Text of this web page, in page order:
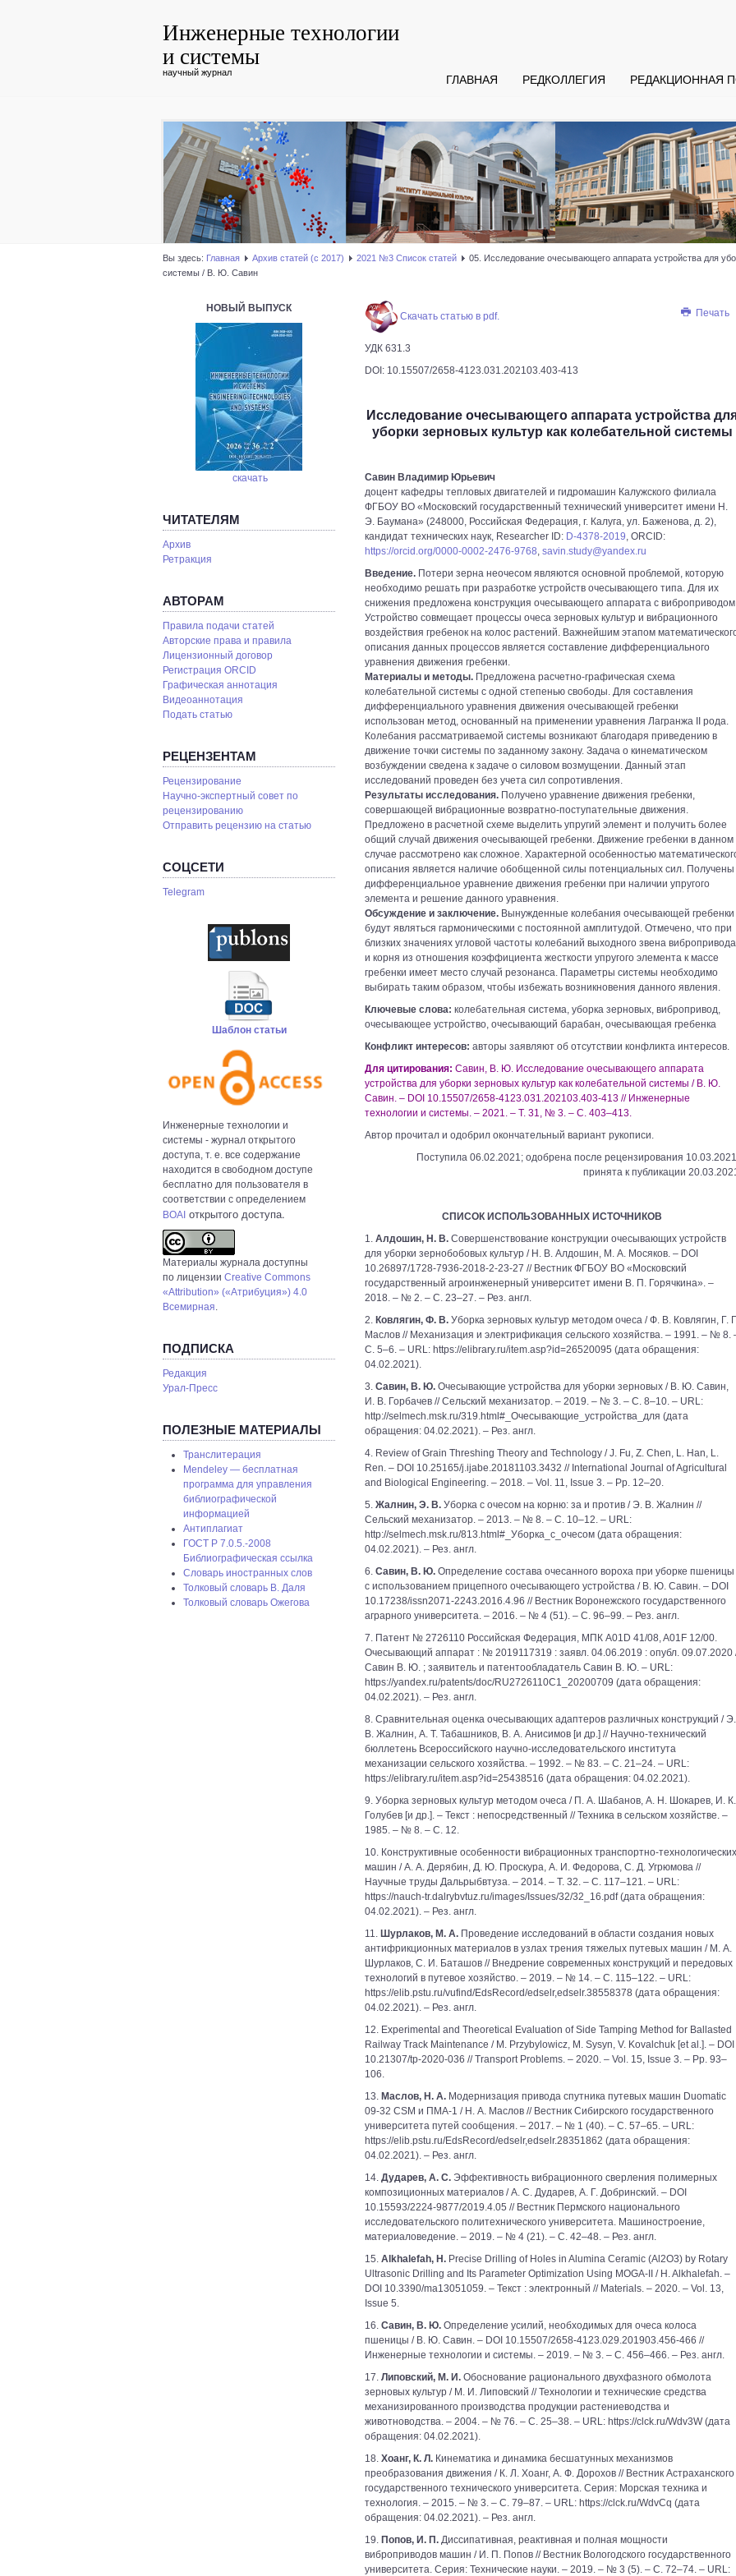
Инженерные технологии
и системы
научный журнал
ГЛАВНАЯ РЕДКОЛЛЕГИЯ РЕДАКЦИОННАЯ
Вы здесь: Главная Архив статей (с 2017) 2021 №3 Список статей
05. Исследование очесывающего аппарата устройства для
системы / В. Ю. Савин
НОВЫЙ ВЫПУСК
скачать
ЧИТАТЕЛЯМ
Архив
Ретракция
АВТОРАМ
Правила подачи статей
Авторские права и правила
Лицензионный договор
Регистрация ORCID
Графическая аннотация
Видеоаннотация
Подать статью
РЕЦЕНЗЕНТАМ
Рецензирование
Научно-экспертный совет по
рецензированию
Отправить рецензию на статью
СОЦСЕТИ
Telegram
Шаблон статьи
Инженерные технологии и
системы - журнал открытого
доступа, т. е. все содержание
находится в свободном доступе
бесплатно для пользователя в
соответствии с определением
BOAI открытого доступа.
Материалы журнала доступны
по лицензии Creative Commons
«Attribution» («Атрибуция») 4.0
Всемирная.
ПОДПИСКА
Редакция
Урал-Пресс
ПОЛЕЗНЫЕ МАТЕРИАЛЫ
Транслитерация
Mendeley — бесплатная
программа для управления
библиографической
информацией
Антиплагиат
ГОСТ P 7.0.5.-2008
Библиографическая ссылка
Словарь иностранных слов
Толковый словарь В. Даля
Толковый словарь Ожегова
Печать
Скачать статью в pdf.
УДК 631.3
DOI: 10.15507/2658-4123.031.202103.403-413
Исследование очесывающего аппарата устройства
уборки зерновых культур как колебательной системы
Савин Владимир Юрьевич
доцент кафедры тепловых двигателей и гидромашин Калужского филиала
ФГБОУ ВО «Московский государственный технический университет имени Н.
Э. Баумана» (248000, Российская Федерация, г. Калуга, ул. Баженова, д. 2),
кандидат технических наук, Researcher ID: D-4378-2019, ORCID:
https://orcid.org/0000-0002-2476-9768, savin.study@yandex.ru
Введение. Потери зерна неочесом являются основной проблемой, которую
необходимо решать при разработке устройств очесывающего типа. Для их
снижения предложена конструкция очесывающего аппарата с
Устройство совмещает процессы очеса зерновых культур и вибрационного
воздействия гребенок на колос растений. Важнейшим этапом
описания данных процессов является составление дифференциального
уравнения движения гребенки.
Материалы и методы. Предложена расчетно-графическая схема
колебательной системы с одной степенью свободы. Для составления
дифференциального уравнения движения очесывающей гребенки
использован метод, основанный на применении уравнения Лагранжа II рода.
Колебания рассматриваемой системы возникают благодаря приведению в
движение точки системы по заданному закону. Задача о кинематическом
возбуждении сведена к задаче о силовом возмущении. Данный этап
исследований проведен без учета сил сопротивления.
Результаты исследования. Получено уравнение движения гребенки,
совершающей вибрационные возвратно-поступательные движения.
Предложено в расчетной схеме выделить упругий элемент и получить более
общий случай движения очесывающей гребенки. Движение гребенки в данном
случае рассмотрено как сложное. Характерной особенностью
описания является наличие обобщенной силы потенциальных сил. Получены
дифференциальное уравнение движения гребенки при наличии упругого
элемента и решение данного уравнения.
Обсуждение и заключение. Вынужденные колебания очесывающей гребенки
будут являться гармоническими с постоянной амплитудой. Отмечено, что при
близких значениях угловой частоты колебаний выходного звена вибропривода
и корня из отношения коэффициента жесткости упругого элемента к массе
гребенки имеет место случай резонанса. Параметры системы необходимо
выбирать таким образом, чтобы избежать возникновения данного явления.
Ключевые слова: колебательная система, уборка зерновых, вибропривод,
очесывающее устройство, очесывающий барабан, очесывающая гребенка
Конфликт интересов: авторы заявляют об отсутствии конфликта интересов.
Для цитирования: Савин, В. Ю. Исследование очесывающего аппарата
устройства для уборки зерновых культур как колебательной системы / В. Ю.
Савин. – DOI 10.15507/2658-4123.031.202103.403-413 // Инженерные
технологии и системы. – 2021. – Т. 31, № 3. – С. 403–413.
Автор прочитал и одобрил окончательный вариант рукописи.
Поступила 06.02.2021; одобрена после рецензирования
принята к публикации
СПИСОК ИСПОЛЬЗОВАННЫХ ИСТОЧНИКОВ
1. Алдошин, Н. В. Совершенствование конструкции очесывающих устройств
для уборки зернобобовых культур / Н. В. Алдошин, М. А. Мосяков. – DOI
10.26897/1728-7936-2018-2-23-27 // Вестник ФГБОУ ВО «Московский
государственный агроинженерный университет имени В. П. Горячкина». –
2018. – № 2. – С. 23–27. – Рез. англ.
2. Ковлягин, Ф. В. Уборка зерновых культур методом очеса / Ф. В. Ковлягин, Г.
Маслов // Механизация и электрификация сельского хозяйства. – 1991. – № 8.
С. 5–6. – URL: https://elibrary.ru/item.asp?id=26520095 (дата обращения:
04.02.2021).
3. Савин, В. Ю. Очесывающие устройства для уборки зерновых / В. Ю. Савин,
И. В. Горбачев // Сельский механизатор. – 2019. – № 3. – С. 8–10. – URL:
http://selmech.msk.ru/319.html#_Очесывающие_устройства_для (дата
обращения: 04.02.2021). – Рез. англ.
4. Review of Grain Threshing Theory and Technology / J. Fu, Z. Chen, L. Han, L.
Ren. – DOI 10.25165/j.ijabe.20181103.3432 // International Journal of Agricultural
and Biological Engineering. – 2018. – Vol. 11, Issue 3. – Pp. 12–20.
5. Жалнин, Э. В. Уборка с очесом на корню: за и против / Э. В. Жалнин //
Сельский механизатор. – 2013. – № 8. – С. 10–12. – URL:
http://selmech.msk.ru/813.html#_Уборка_с_очесом (дата обращения:
04.02.2021). – Рез. англ.
6. Савин, В. Ю. Определение состава очесанного вороха при уборке пшеницы
с использованием прицепного очесывающего устройства / В. Ю. Савин. – DOI
10.17238/issn2071-2243.2016.4.96 // Вестник Воронежского государственного
аграрного университета. – 2016. – № 4 (51). – С. 96–99. – Рез. англ.
7. Патент № 2726110 Российская Федерация, МПК A01D 41/08, A01F 12/00.
Очесывающий аппарат : № 2019117319 : заявл. 04.06.2019 : опубл. 09.07.2020
Савин В. Ю. ; заявитель и патентообладатель Савин В. Ю. – URL:
https://yandex.ru/patents/doc/RU2726110C1_20200709 (дата обращения:
04.02.2021). – Рез. англ.
8. Сравнительная оценка очесывающих адаптеров различных конструкций / Э.
В. Жалнин, А. Т. Табашников, В. А. Анисимов [и др.] // Научно-технический
бюллетень Всероссийского научно-исследовательского института
механизации сельского хозяйства. – 1992. – № 83. – С. 21–24. – URL:
https://elibrary.ru/item.asp?id=25438516 (дата обращения: 04.02.2021).
9. Уборка зерновых культур методом очеса / П. А. Шабанов, А. Н. Шокарев, И. К.
Голубев [и др.]. – Текст : непосредственный // Техника в сельском хозяйстве. –
1985. – № 8. – С. 12.
10. Конструктивные особенности вибрационных транспортно-технологических
машин / А. А. Дерябин, Д. Ю. Проскура, А. И. Федорова, С. Д. Угрюмова //
Научные труды Дальрыбвтуза. – 2014. – Т. 32. – С. 117–121. – URL:
https://nauch-tr.dalrybvtuz.ru/images/Issues/32/32_16.pdf (дата обращения:
04.02.2021). – Рез. англ.
11. Шурлаков, М. А. Проведение исследований в области создания новых
антифрикционных материалов в узлах трения тяжелых путевых машин / М. А.
Шурлаков, С. И. Баташов // Внедрение современных конструкций и передовых
технологий в путевое хозяйство. – 2019. – № 14. – С. 115–122. – URL:
https://elib.pstu.ru/vufind/EdsRecord/edselr,edselr.38558378 (дата обращения:
04.02.2021). – Рез. англ.
12. Experimental and Theoretical Evaluation of Side Tamping Method for Ballasted
Railway Track Maintenance / М. Przybylowicz, М. Sysyn, V. Kovalchuk [et al.]. – DOI
10.21307/tp-2020-036 // Transport Problems. – 2020. – Vol. 15, Issue 3. – Pp. 93–
106.
13. Маслов, Н. А. Модернизация привода спутника путевых машин Duomatic
09-32 CSM и ПМА-1 / Н. А. Маслов // Вестник Сибирского государственного
университета путей сообщения. – 2017. – № 1 (40). – С. 57–65. – URL:
https://elib.pstu.ru/EdsRecord/edselr,edselr.28351862 (дата обращения:
04.02.2021). – Рез. англ.
14. Дударев, А. С. Эффективность вибрационного сверления полимерных
композиционных материалов / А. С. Дударев, А. Г. Добринский. – DOI
10.15593/2224-9877/2019.4.05 // Вестник Пермского национального
исследовательского политехнического университета. Машиностроение,
материаловедение. – 2019. ‒ № 4 (21). – С. 42–48. – Рез. англ.
15. Alkhalefah, H. Precise Drilling of Holes in Alumina Ceramic (Al2O3) by Rotary
Ultrasonic Drilling and Its Parameter Optimization Using MOGA-II / H. Alkhalefah. –
DOI 10.3390/ma13051059. – Текст : электронный // Materials. – 2020. – Vol. 13,
Issue 5.
16. Савин, В. Ю. Определение усилий, необходимых для очеса колоса
пшеницы / В. Ю. Савин. – DOI 10.15507/2658-4123.029.201903.456-466 //
Инженерные технологии и системы. – 2019. – № 3. – С. 456–466. – Рез. англ.
17. Липовский, М. И. Обоснование рационального двухфазного обмолота
зерновых культур / М. И. Липовский // Технологии и технические средства
механизированного производства продукции растениеводства и
животноводства. – 2004. – № 76. – С. 25–38. – URL: https://clck.ru/Wdv3W (дата
обращения: 04.02.2021).
18. Хоанг, К. Л. Кинематика и динамика бесшатунных механизмов
преобразования движения / К. Л. Хоанг, А. Ф. Дорохов // Вестник Астраханского
государственного технического университета. Серия: Морская техника и
технология. – 2015. – № 3. – С. 79–87. – URL: https://clck.ru/WdvCq (дата
обращения: 04.02.2021). – Рез. англ.
19. Попов, И. П. Диссипативная, реактивная и полная мощности
виброприводов машин / И. П. Попов // Вестник Вологодского государственного
университета. Серия: Технические науки. – 2019. – № 3 (5). – С. 72–74. – URL: